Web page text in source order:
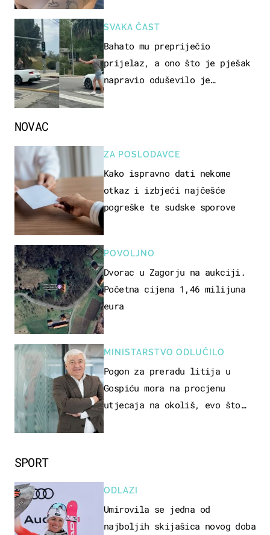
SVAKA ČAST
Bahato mu prepriječio
prijelaz, a ono što je pješak
napravio oduševilo je
SPORT
ODLAZI
Umirovila se jedna od
najboljih skijašica novog doba
NOVAC
ZA POSLODAVCE
Kako ispravno dati nekome
otkaz i izbjeći najčešće
pogreške te sudske sporove
POVOLJNO
Dvorac u Zagorju na aukciji.
Početna cijena 1,46 milijuna
eura
MINISTARSTVO ODLUČILO
Pogon za preradu litija u
Gospiću mora na procjenu
utjecaja na okoliš, evo što